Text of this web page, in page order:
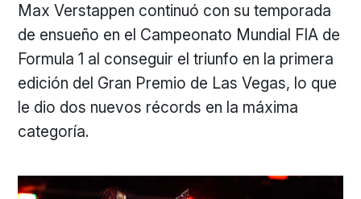
Max Verstappen continuó con su temporada
de ensueño en el Campeonato Mundial FIA de
Formula 1 al conseguir el triunfo en la primera
edición del Gran Premio de Las Vegas, lo que
le dio dos nuevos récords en la máxima
categoría.